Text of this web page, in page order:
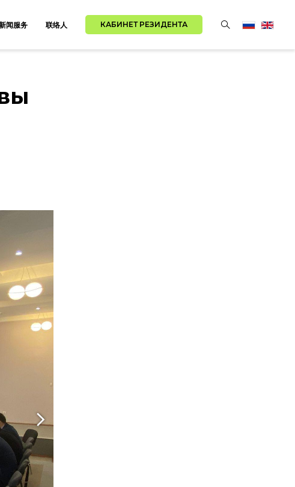
闻服务 联络人 КАБИНЕТ РЕЗИДЕНТА